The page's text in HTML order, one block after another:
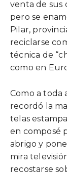
venta de sus
pero se
Pilar,
reciclarse
técnica de
como en
Como a toda
recordó la
telas
en composé
abrigo y
mira
recostarse